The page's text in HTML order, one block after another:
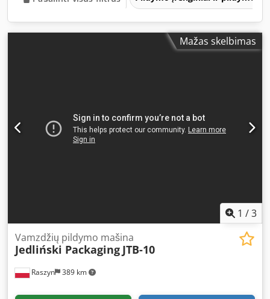
Mažas skelbimas
1 /3
Raszyn 389 km
Vamzdžių pildymo mašina
Jedliński Packaging JTB-10